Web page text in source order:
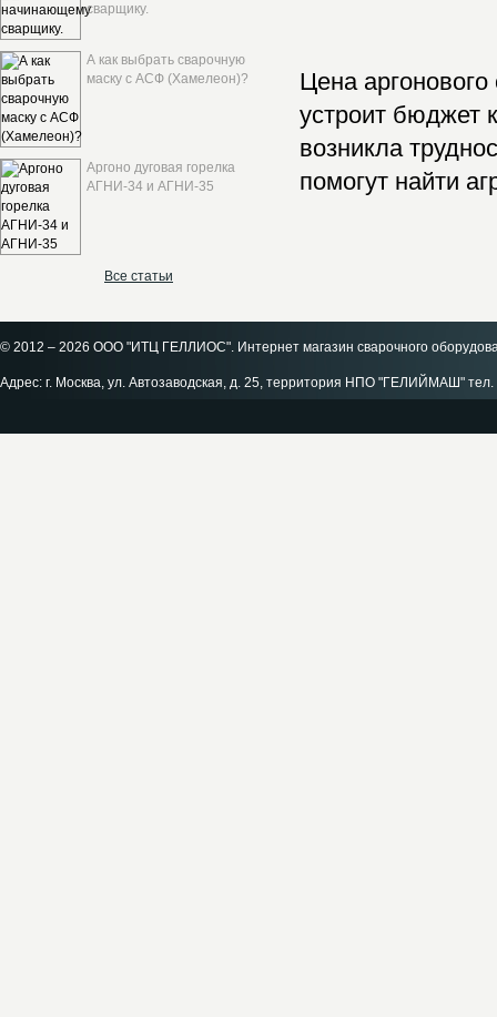
сварщику.
А как выбрать сварочную
маску с АСФ (Хамелеон)?
Аргоно дуговая горелка
АГНИ-34 и АГНИ-35
Все статьи
Цена аргонового
устроит бюджет
возникла
помогут найти
© 2012 – 2026 ООО "ИТЦ ГЕЛЛИОС". Интернет магазин сварочного
Адрес: г. Москва, ул. Автозаводская, д. 25, территория НПО "ГЕЛИЙМАШ"